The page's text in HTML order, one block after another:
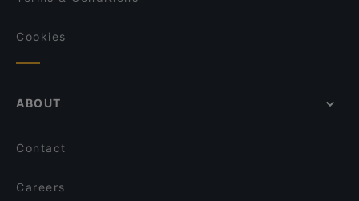
Cookies
ABOUT
Contact
Careers